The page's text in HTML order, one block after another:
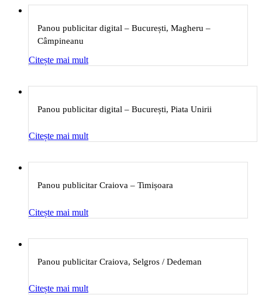
Panou publicitar digital – București, Magheru –
Câmpineanu
Citește mai mult
Panou publicitar digital – București, Piata Unirii
Citește mai mult
Panou publicitar Craiova – Timișoara
Citește mai mult
Panou publicitar Craiova, Selgros / Dedeman
Citește mai mult